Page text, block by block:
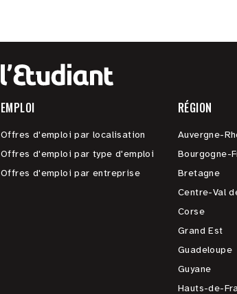
EMPLOI
Offres d'emploi par localisation
Offres d'emploi par type d'emploi
Offres d'emploi par entreprise
RÉGION
Auvergne-
Bourgogne-
Bretagne
Centre-Val
Corse
Grand Est
Guadeloupe
Guyane
Hauts-de-